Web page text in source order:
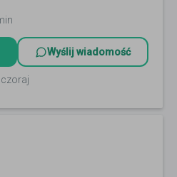
Wyślij wiadomość